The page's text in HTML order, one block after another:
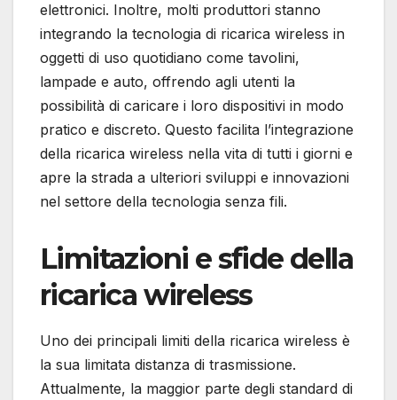
elettronici. Inoltre, molti produttori stanno
integrando la tecnologia di ricarica wireless in
oggetti di uso quotidiano come tavolini,
lampade e auto, offrendo agli utenti la
possibilità di caricare i loro dispositivi in modo
pratico e discreto. Questo facilita l’integrazione
della ricarica wireless nella vita di tutti i giorni e
apre la strada a ulteriori sviluppi e innovazioni
nel settore della tecnologia senza fili.
Limitazioni e sfide della
ricarica wireless
Uno dei principali limiti della ricarica wireless è
la sua limitata distanza di trasmissione.
Attualmente, la maggior parte degli standard di